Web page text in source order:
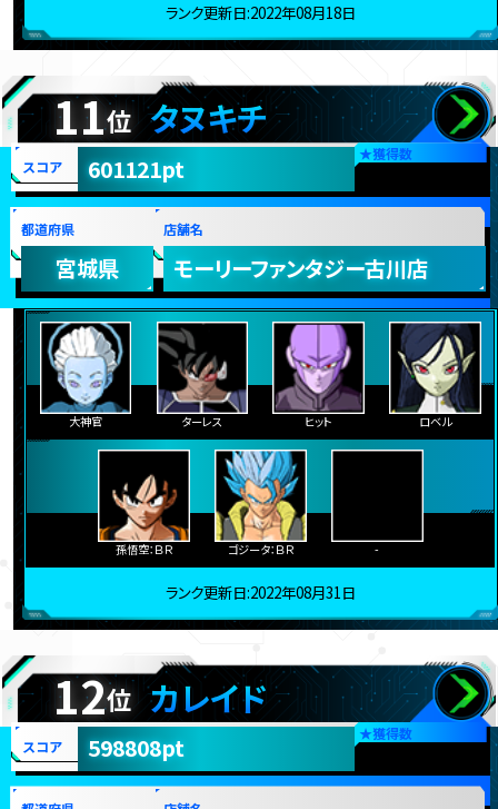
ランク更新日:2022年08月18日
11位 タヌキチ
★獲得数
スコア 601121pt
都道府県
宮城県
店舗名
モーリーファンタジー古川店
大神官 ターレス ヒット ロベル
孫悟空：ＢＲ ゴジータ：ＢＲ -
ランク更新日:2022年08月31日
12位 カレイド
★獲得数
スコア 598808pt